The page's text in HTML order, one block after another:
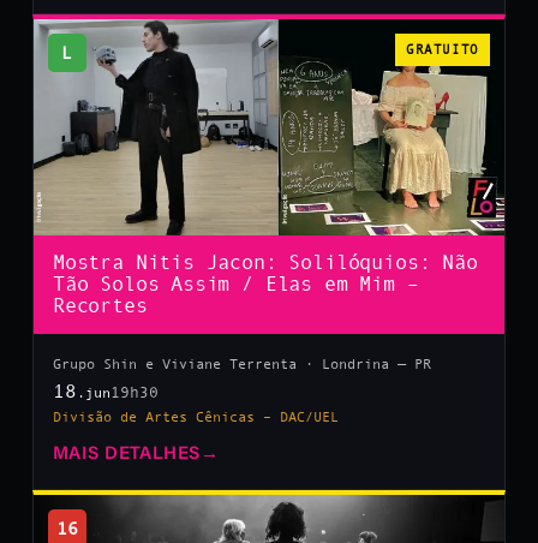
L GRATUITO
Mostra Nitis Jacon: Solilóquios: Não
Tão Solos Assim / Elas em Mim –
Recortes
Grupo Shin e Viviane Terrenta · Londrina — PR
18 .jun 19h30
Divisão de Artes Cênicas – DAC/UEL
MAIS DETALHES →
16